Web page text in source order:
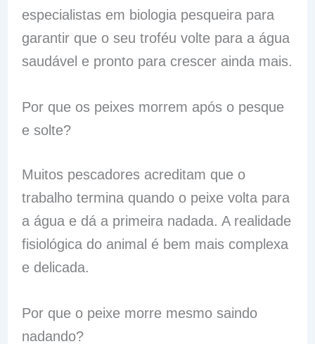
especialistas em biologia pesqueira para
garantir que o seu troféu volte para a água
saudável e pronto para crescer ainda mais.
Por que os peixes morrem após o pesque
e solte?
Muitos pescadores acreditam que o
trabalho termina quando o peixe volta para
a água e dá a primeira nadada. A realidade
fisiológica do animal é bem mais complexa
e delicada.
Por que o peixe morre mesmo saindo
nadando?